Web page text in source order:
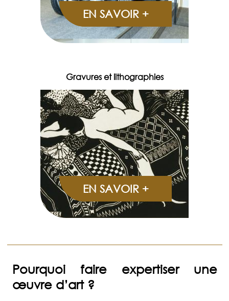
EN SAVOIR +
Gravures et lithographies
EN SAVOIR +
Pourquoi faire expertiser une
œuvre d’art ?